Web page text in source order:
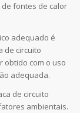
fontes de calor
adequado é
de circuito
obtido com o uso
adequada.
de circuito
ambientais.